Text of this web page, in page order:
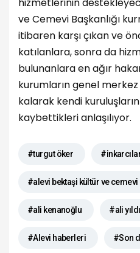
hizmetlerinin
ve Cemevi Başkanlığı
itibaren karşı çıkan ve
katılanlara, sonra da
bulunanlara en ağır
kurumların genel
kalarak kendi
kaybettikleri anlaşılıyor.
#turgut öker
#alevi bektaşi kültür ve cemevi
#ali kenanoğlu #ali
#Alevi haberleri #Son